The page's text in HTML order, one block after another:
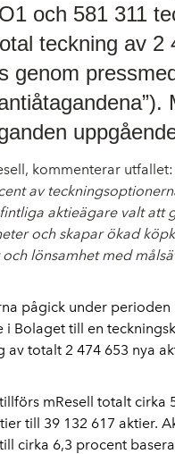
och 581 311
teckning av
genom
kommenterar utfallet:
av
aktieägare valt
och skapar ökad
lönsamhet med
pågick under
Bolaget till en
totalt 2 474 653 nya
mResell totalt cirka
till 39 132 617 aktier.
cirka 6,3 procent